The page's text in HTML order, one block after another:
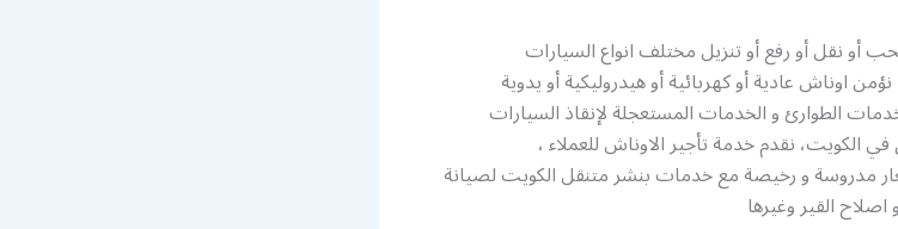
نقل أو رفع أو تنزيل مختلف انواع السيارات
اوناش عادية أو كهربائية أو هيدروليكية أو يدوية
الطوارئ و الخدمات المستعجلة لإنقاذ السيارات
مدروسة و رخيصة مع خدمات بنشر متنقل الكويت لصيانة
القير وغيرها